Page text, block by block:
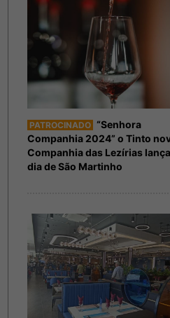
PATROCINADO “Senhora
Companhia 2024” o Tinto
Companhia das Lezírias
dia de São Martinho